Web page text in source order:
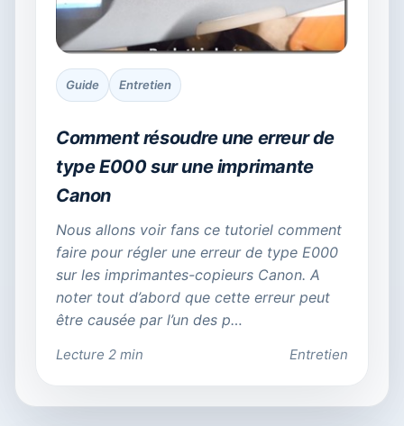
Guide Entretien
Comment résoudre une erreur de
type E000 sur une imprimante
Canon
Nous allons voir fans ce tutoriel comment
faire pour régler une erreur de type E000
sur les imprimantes-copieurs Canon. A
noter tout d’abord que cette erreur peut
être causée par l’un des p…
Lecture 2 min Entretien